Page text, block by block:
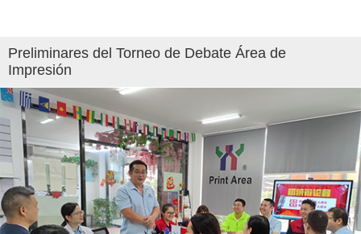
Preliminares del Torneo de Debate Área de
Impresión